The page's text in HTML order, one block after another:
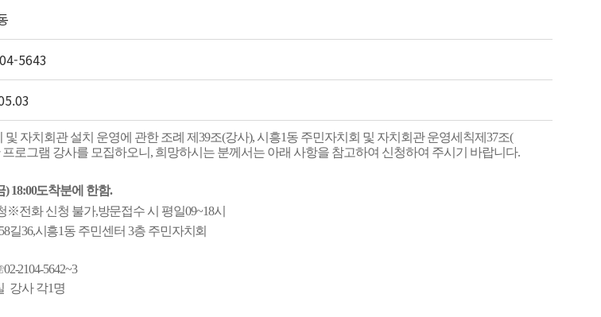
5643
자치회관 설치 운영에 관한 조례 제39조(강사), 시흥1동 주민자치회 및 자치회관 운영세칙제 37조(
프로그램 강사를 모집하오니, 희망하시는 분께서는 아래 사항을 참고하여 신청하여 주시기 바랍니다.
) 18:00도착분에 한함.
※전화 신청 불가,방문접수 시 평일09~18시
58길36,시흥1동 주민센터 3층 주민자치회
02-2104-5642~3
강사각1명